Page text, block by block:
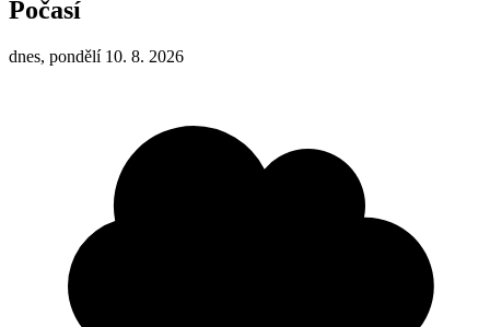
Počasí
dnes, pondělí 10. 8. 2026